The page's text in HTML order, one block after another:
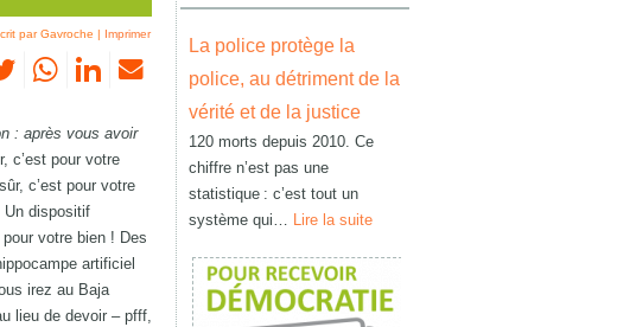
par Gavroche | Imprimer
: après vous avoir
c’est pour votre
c’est pour votre
Un dispositif
votre bien ! Des
artificiel
irez au Baja
lieu de devoir – pfff,
La police protège la
police, au détriment de la
vérité et de la justice
120 morts depuis 2010. Ce
chiffre n’est pas une
statistique : c’est tout un
système qui… Lire la suite